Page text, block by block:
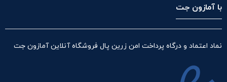
با آمازون جت
نماد اعتماد و درگاه پرداخت امن زرین پال فروشگاه آنلاین آمازون جت